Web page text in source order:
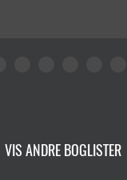
VIS ANDRE BOGLISTER